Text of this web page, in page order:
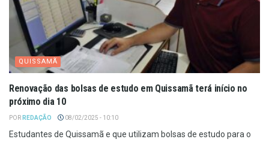
QUISSAMÃ
Renovação das bolsas de estudo em Quissamã terá início no
próximo dia 10
POR REDAÇÃO 08/02/2025 - 10:10
Estudantes de Quissamã e que utilizam bolsas de estudo para o